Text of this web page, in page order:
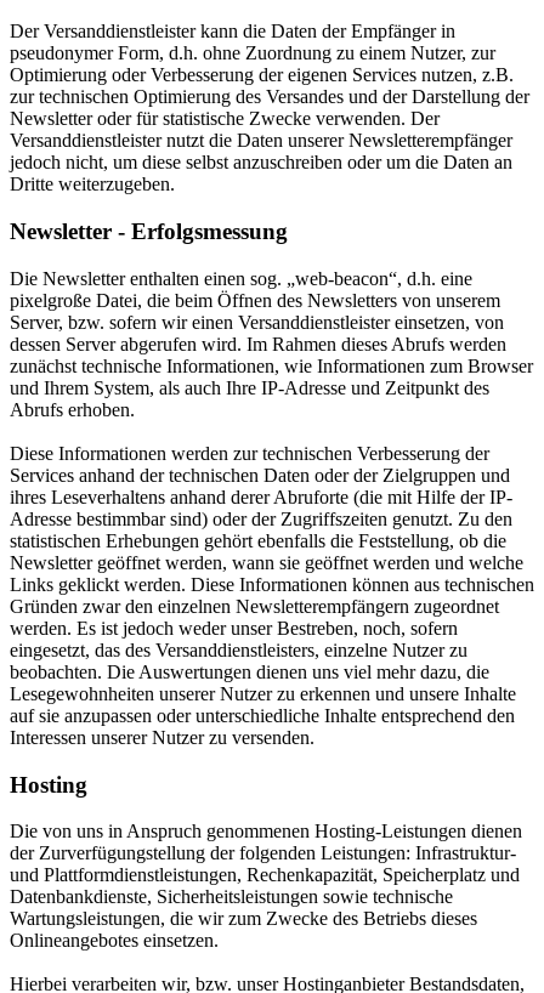
Der Versanddienstleister kann die Daten der Empfänger in
pseudonymer Form, d.h. ohne Zuordnung zu einem Nutzer, zur
Optimierung oder Verbesserung der eigenen Services nutzen, z.B.
zur technischen Optimierung des Versandes und der Darstellung der
Newsletter oder für statistische Zwecke verwenden. Der
Versanddienstleister nutzt die Daten unserer Newsletterempfänger
jedoch nicht, um diese selbst anzuschreiben oder um die Daten an
Dritte weiterzugeben.
Newsletter - Erfolgsmessung
Die Newsletter enthalten einen sog. „web-beacon“, d.h. eine
pixelgroße Datei, die beim Öffnen des Newsletters von unserem
Server, bzw. sofern wir einen Versanddienstleister einsetzen, von
dessen Server abgerufen wird. Im Rahmen dieses Abrufs werden
zunächst technische Informationen, wie Informationen zum Browser
und Ihrem System, als auch Ihre IP-Adresse und Zeitpunkt des
Abrufs erhoben.
Diese Informationen werden zur technischen Verbesserung der
Services anhand der technischen Daten oder der Zielgruppen und
ihres Leseverhaltens anhand derer Abruforte (die mit Hilfe der IP-
Adresse bestimmbar sind) oder der Zugriffszeiten genutzt. Zu den
statistischen Erhebungen gehört ebenfalls die Feststellung, ob die
Newsletter geöffnet werden, wann sie geöffnet werden und welche
Links geklickt werden. Diese Informationen können aus technischen
Gründen zwar den einzelnen Newsletterempfängern zugeordnet
werden. Es ist jedoch weder unser Bestreben, noch, sofern
eingesetzt, das des Versanddienstleisters, einzelne Nutzer zu
beobachten. Die Auswertungen dienen uns viel mehr dazu, die
Lesegewohnheiten unserer Nutzer zu erkennen und unsere Inhalte
auf sie anzupassen oder unterschiedliche Inhalte entsprechend den
Interessen unserer Nutzer zu versenden.
Hosting
Die von uns in Anspruch genommenen Hosting-Leistungen dienen
der Zurverfügungstellung der folgenden Leistungen: Infrastruktur-
und Plattformdienstleistungen, Rechenkapazität, Speicherplatz und
Datenbankdienste, Sicherheitsleistungen sowie technische
Wartungsleistungen, die wir zum Zwecke des Betriebs dieses
Onlineangebotes einsetzen.
Hierbei verarbeiten wir, bzw. unser Hostinganbieter Bestandsdaten,